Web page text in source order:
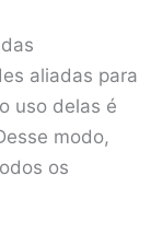
aliadas para
uso delas é
modo,
os